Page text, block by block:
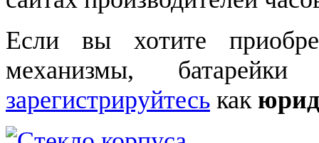
Если вы хотите
механизмы,
зарегистрируйтесь как